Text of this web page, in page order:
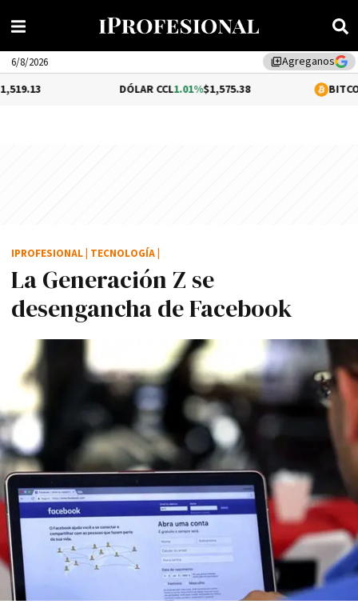
library_addAgreganos
6/8/2026
1.01%$1,575.38 0.48%
La Generación Z se
desengancha de Facebook
IPROFESIONAL TECNOLOGÍA